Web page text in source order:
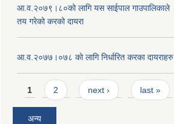
आ.व.२०७९।८०को लागि यस साईपाल गाउपालिकाले
तय गरेको करको दायरा
आ‍.व.२०७७।०७८ काे लागि निर्धारित करका दायराहरु
Pages
1 2 next › last »
अन्य